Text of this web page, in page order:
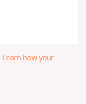
Learn how your